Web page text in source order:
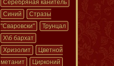
Серебряная канитель
Синий
Стразы
"Сваровски"
Трунцал
Х\б бархат
Хризолит
Цветной
метанит
Цирконий